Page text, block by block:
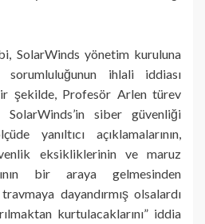
SolarWinds yönetim kuruluna
ihlali iddiası
şekilde, Profesör Arlen türev
SolarWinds’in siber güvenliği
yanıltıcı açıklamalarının,
eksikliklerinin ve maruz
bir araya gelmesinden
dayandırmış olsalardı
kurtulacaklarını” iddia